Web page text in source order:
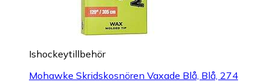
Ishockeytillbehör
Mohawke Skridskosnören Vaxade Blå, Blå, 274